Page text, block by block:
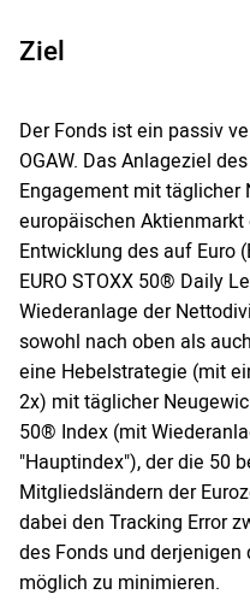
Ziel
Der Fonds ist ein passiv
OGAW. Das Anlageziel
Engagement mit täglicher
europäischen
Entwicklung des auf Euro
EURO STOXX 50® Daily
Wiederanlage der
sowohl nach oben als
eine Hebelstrategie (mit
2x) mit täglicher
50® Index (mit
"Hauptindex"), der die 50
Mitgliedsländern der
dabei den Tracking Error
des Fonds und
möglich zu minimieren.